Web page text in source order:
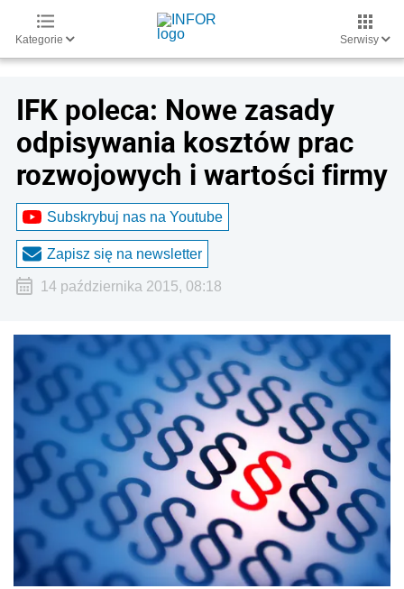
Kategorie Serwisy
IFK poleca: Nowe zasady
odpisywania kosztów prac
rozwojowych i wartości firmy
Subskrybuj nas na Youtube
Zapisz się na newsletter
14 października 2015, 08:18